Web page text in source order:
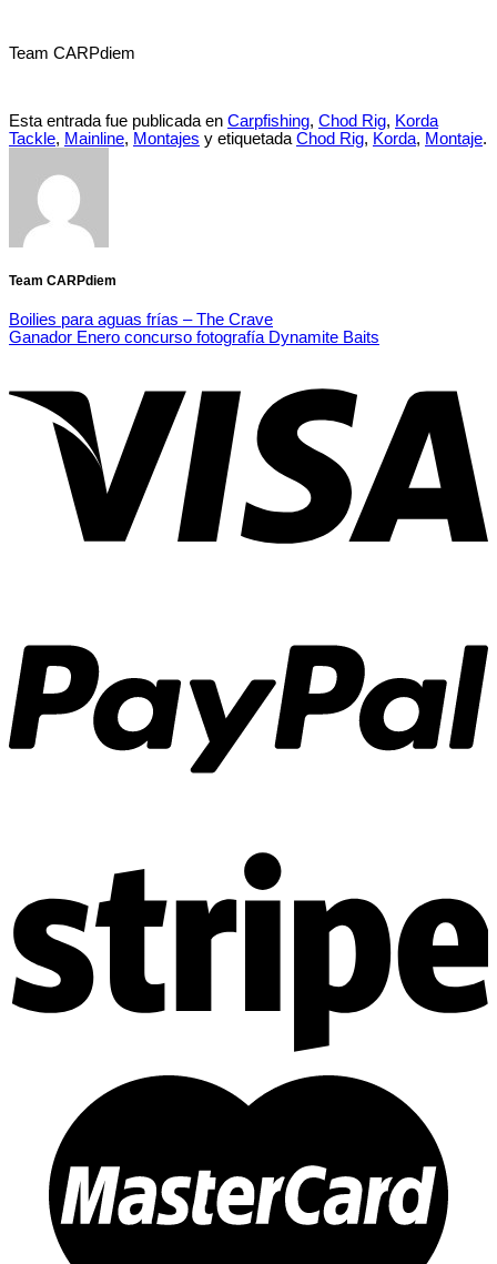
Team CARPdiem
Esta entrada fue publicada en Carpfishing, Chod Rig, Korda
Tackle, Mainline, Montajes y etiquetada Chod Rig, Korda, Montaje.
Team CARPdiem
Boilies para aguas frías – The Crave
Ganador Enero concurso fotografía Dynamite Baits